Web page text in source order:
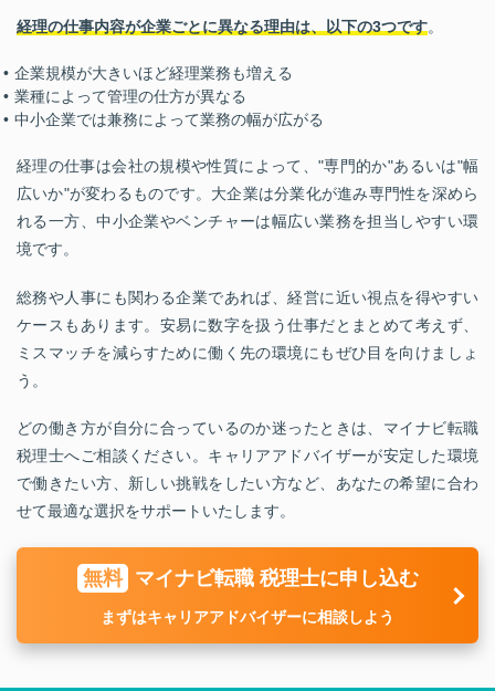
経理の仕事内容が企業ごとに異なる理由は、以下の3つです。
企業規模が大きいほど経理業務も増える
業種によって管理の仕方が異なる
中小企業では兼務によって業務の幅が広がる
経理の仕事は会社の規模や性質によって、"専門的か"あるいは"幅
広いか"が変わるものです。大企業は分業化が進み専門性を深めら
れる一方、中小企業やベンチャーは幅広い業務を担当しやすい環
境です。
総務や人事にも関わる企業であれば、経営に近い視点を得やすい
ケースもあります。安易に数字を扱う仕事だとまとめて考えず、
ミスマッチを減らすために働く先の環境にもぜひ目を向けましょ
う。
どの働き方が自分に合っているのか迷ったときは、マイナビ転職
税理士へご相談ください。キャリアアドバイザーが安定した環境
で働きたい方、新しい挑戦をしたい方など、あなたの希望に合わ
せて最適な選択をサポートいたします。
無料 マイナビ転職 税理士に申し込む
まずはキャリアアドバイザーに相談しよう